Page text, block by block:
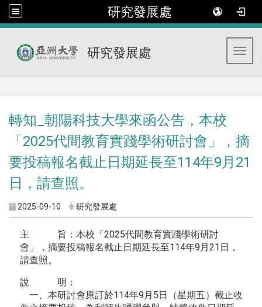
研究發展處
研究發展處
轉知_朝陽科技大學來函公告，本校
「2025代間教育實踐學術研討會」，摘
要投稿報名截止日期延長至114年9月21
日，請查照。
2025-09-10 研究發展處
主 旨：本校「2025代間教育實踐學術研討
會」，摘要投稿報名截止日期延長至114年9月21日，
請查照。
說 明：
一、本研討會原訂於114年9月5日（星期五）截止收